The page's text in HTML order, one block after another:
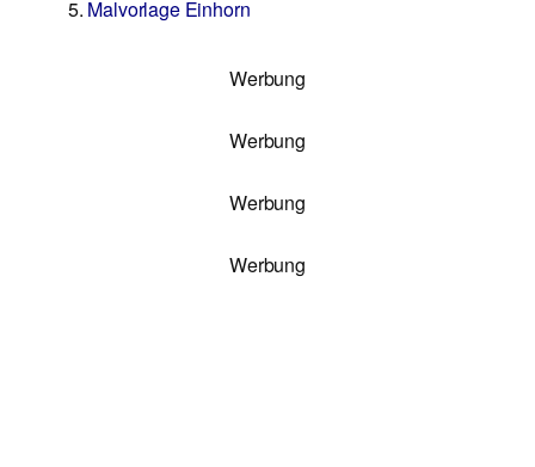
Malvorlage Einhorn
Werbung
Werbung
Werbung
Werbung